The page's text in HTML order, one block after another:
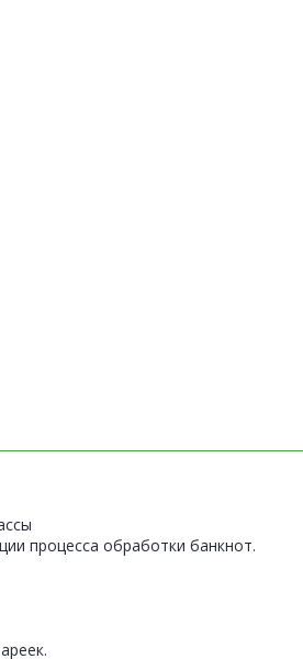
процесса обработки банкнот.